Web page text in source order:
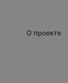
О проекте